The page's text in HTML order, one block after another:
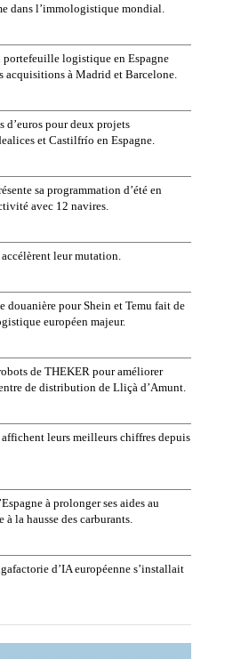
dans l’immologistique mondial.
portefeuille logistique en Espagne
acquisitions à Madrid et Barcelone.
pour deux projets
et Castilfrío en Espagne.
sa programmation d’été en
avec 12 navires.
leur mutation.
douanière pour Shein et Temu fait de
européen majeur.
de THEKER pour améliorer
de distribution de Lliçà d’Amunt.
affichent leurs meilleurs chiffres depuis
à prolonger ses aides au
la hausse des carburants.
d’IA européenne s’installait